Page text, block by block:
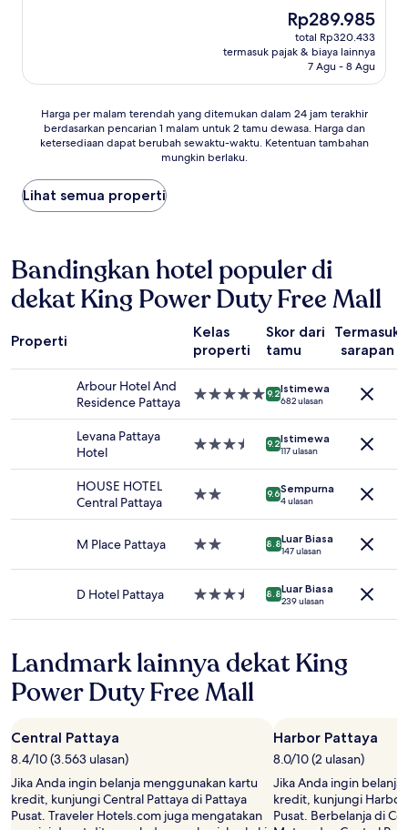
Harga
sekarang
Rp289.985
Rp289.985
total Rp320.433
termasuk pajak & biaya lainnya
7 Agu - 8 Agu
Harga
malam
yang
ditemukan
dalam
terakhir
berdasarkan
pencarian
1
untuk
dan
ketersediaan
berubah
Ketentuan
tambahan
berlaku.
Harga per malam terendah yang ditemukan dalam 24 jam terakhir
berdasarkan pencarian 1 malam untuk 2 tamu dewasa. Harga dan
ketersediaan dapat berubah sewaktu-waktu. Ketentuan tambahan
mungkin berlaku.
Lihat semua properti
Bandingkan hotel populer di
dekat King Power Duty Free Mall
Properti
Kelas
properti
Skor dari
tamu
Termasuk
sarapan
Arbour Hotel And
Residence Pattaya
Properti
9.2Istimewa
682 ulasan
Levana Pattaya
Hotel
Properti
9.2Istimewa
117 ulasan
HOUSE HOTEL
Central Pattaya
Properti
9.6Sempurna
4 ulasan
M Place Pattaya
Properti
8.8Luar Biasa
147 ulasan
D Hotel Pattaya
Properti
8.8Luar Biasa
239 ulasan
Landmark lainnya dekat King
Power Duty Free Mall
Central Pattaya
8.4/10 (3.563 ulasan)
Jika Anda ingin belanja menggunakan kartu
kredit, kunjungi Central Pattaya di Pattaya
Pusat. Traveler Hotels.com juga mengatakan
Harbor Pattaya
8.0/10 (2 ulasan)
Jika Anda ingin
kredit, kunjungi Harbor
Pusat. Berbelanja di